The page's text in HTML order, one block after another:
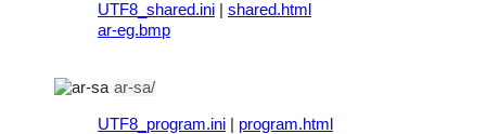
UTF8_shared.ini
shared.html
ar-eg.bmp
ar-sa/
UTF8_program.ini
program.html